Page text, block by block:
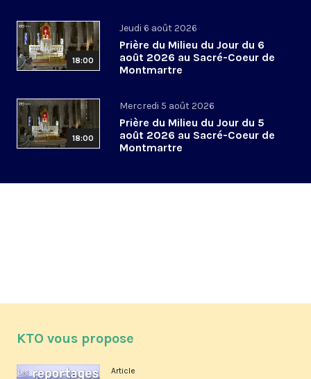
18:00
Jeudi 6 août 2026
Prière du Milieu du Jour du 6
août 2026 au Sacré-Coeur de
Montmartre
18:00
Mercredi 5 août 2026
Prière du Milieu du Jour du 5
août 2026 au Sacré-Coeur de
Montmartre
KTO vous propose
Article